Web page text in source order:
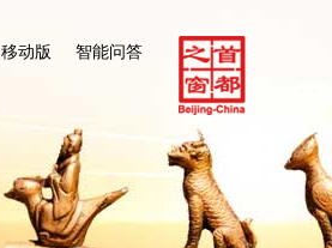
移动版 智能问答